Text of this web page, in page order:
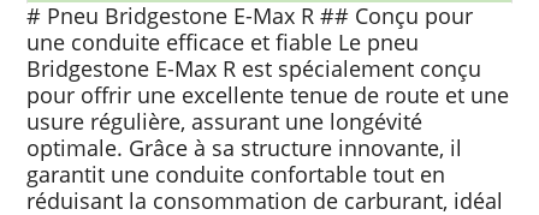
# Pneu Bridgestone E-Max R ## Conçu pour
une conduite efficace et fiable Le pneu
Bridgestone E-Max R est spécialement conçu
pour offrir une excellente tenue de route et une
usure régulière, assurant une longévité
optimale. Grâce à sa structure innovante, il
garantit une conduite confortable tout en
réduisant la consommation de carburant, idéal